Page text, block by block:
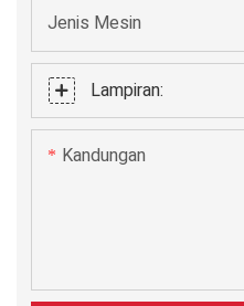
Jenis Mesin
Lampiran:
Kandungan